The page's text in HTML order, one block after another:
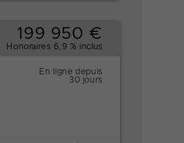
199 950 €
Honoraires 6,9 % inclus
En ligne depuis
30 jours